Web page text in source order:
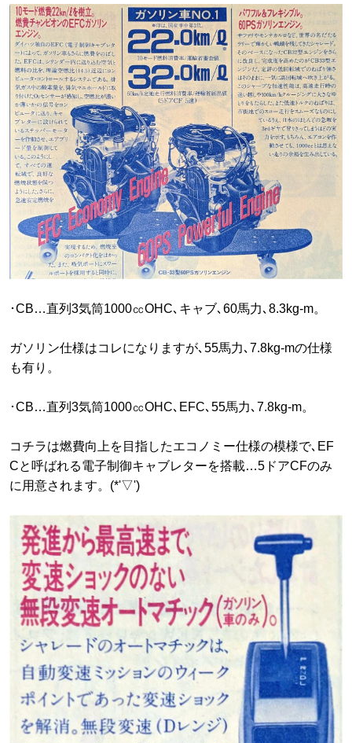
･CB…直列3気筒1000㏄OHC､キャブ､60馬力､8.3kg-m。
ガソリン仕様はコレになりますが､55馬力､7.8kg-mの仕様
も有り。
･CB…直列3気筒1000㏄OHC､EFC､55馬力､7.8kg-m。
コチラは燃費向上を目指したエコノミー仕様の模様で､EF
Cと呼ばれる電子制御キャブレターを搭載…5ドアCFのみ
に用意されます。(*'▽')